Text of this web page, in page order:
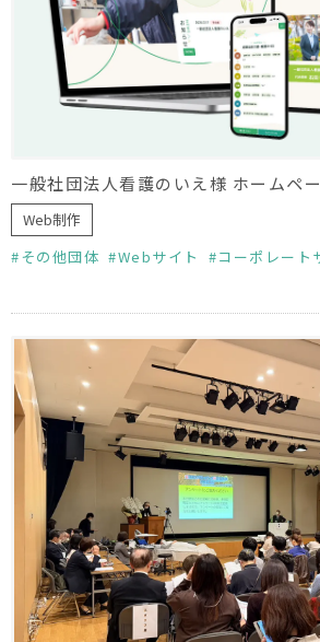
一般社団法人看護のいえ様 ホームペ
Web制作
その他団体
Webサイト
コーポレート